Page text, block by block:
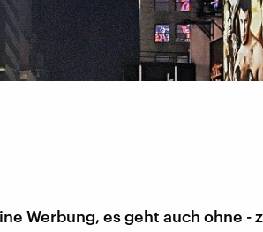
Werbung, es geht auch ohne -